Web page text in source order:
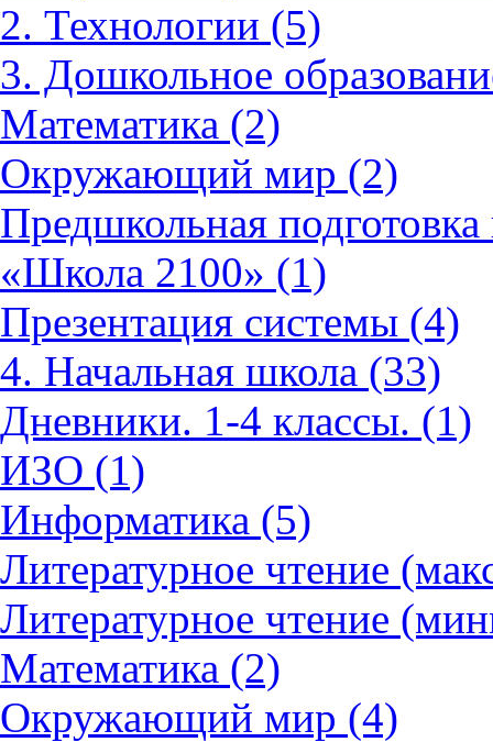
2. Технологии (5)
3. Дошкольное
Математика (2)
Окружающий мир (2)
Предшкольная
«Школа 2100» (1)
Презентация системы (4)
4. Начальная школа (33)
Дневники. 1-4 классы. (1)
ИЗО (1)
Информатика (5)
Литературное чтение
Литературное чтение
Математика (2)
Окружающий мир (4)